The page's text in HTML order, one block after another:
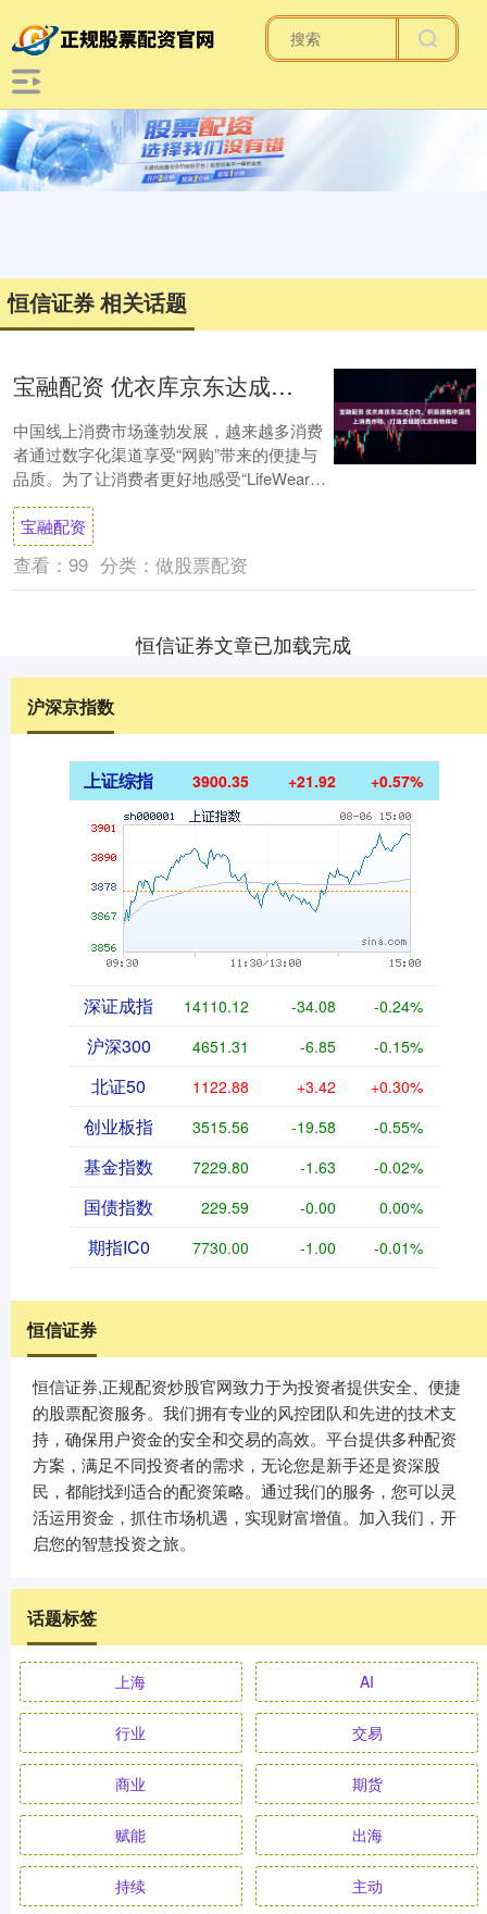
恒信证券 相关话题
宝融配资 优衣库京东达成合作，积极拥抱中国线上消费市场，打造全链路优质购物体验
中国线上消费市场蓬勃发展，越来越多消费
者通过数字化渠道享受“网购”带来的便捷与
品质。为了让消费者更好地感受“LifeWear服
适人生”美好购物体验，优衣库与京东....
宝融配资
查看： 99 分类： 做股票配资
恒信证券文章已加载完成
沪深京指数
上证综指 3900.35 +21.92 +0.57%
深证成指 14110.12 -34.08 -0.24%
沪深300 4651.31 -6.85 -0.15%
北证50 1122.88 +3.42 +0.30%
创业板指 3515.56 -19.58 -0.55%
基金指数 7229.80 -1.63 -0.02%
国债指数 229.59 -0.00 0.00%
期指IC0 7730.00 -1.00 -0.01%
恒信证券
恒信证券,正规配资炒股官网致力于为投资者提供安全、便捷
的股票配资服务。我们拥有专业的风控团队和先进的技术支
持，确保用户资金的安全和交易的高效。平台提供多种配资
方案，满足不同投资者的需求，无论您是新手还是资深股
民，都能找到适合的配资策略。通过我们的服务，您可以灵
活运用资金，抓住市场机遇，实现财富增值。加入我们，开
启您的智慧投资之旅。
话题标签
上海 AI
行业 交易
商业 期货
赋能 出海
持续 主动